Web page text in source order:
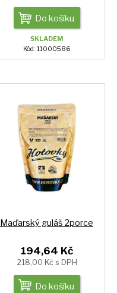
Do košíku
SKLADEM
Kód: 11000586
Maďarský guláš 2porce
194,64 Kč
218,00 Kč s DPH
Do košíku